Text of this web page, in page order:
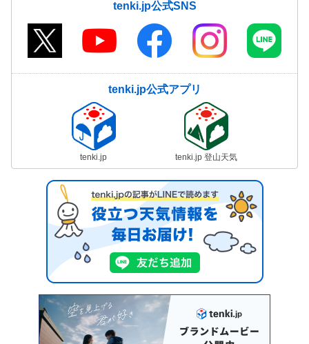
tenki.jp公式SNS
tenki.jp公式アプリ
tenki.jp tenki.jp 登山天気